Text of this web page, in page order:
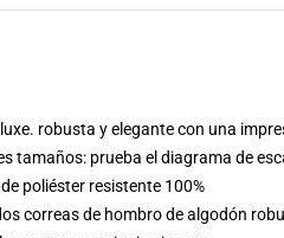
robusta y elegante con una
tamaños: prueba el diagrama de
poliéster resistente 100%
correas de hombro de algodón